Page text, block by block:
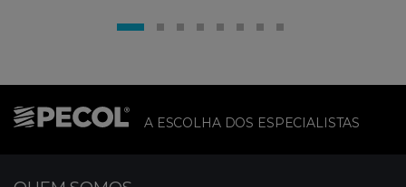
A ESCOLHA DOS ESPECIALISTAS